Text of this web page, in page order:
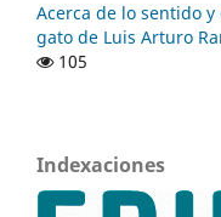
Acerca de lo sentido
gato de Luis Arturo
105
Indexaciones